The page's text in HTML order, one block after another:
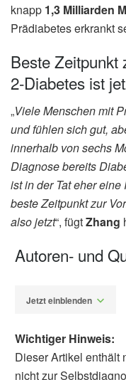
knapp 1,3 Milliarden
Prädiabetes erkrankt
Beste Zeitpunkt
2-Diabetes ist
„Viele Menschen mit
und fühlen sich gut,
innerhalb von sechs
Diagnose bereits
ist in der Tat eher
beste Zeitpunkt zur
also jetzt“, fügtZhang
Autoren- und
Jetzt einblenden
Wichtiger Hinweis:
Dieser Artikel enthält
nicht zur